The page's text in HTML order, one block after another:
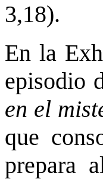
3,18).
En la
episodio
en el
que
prepara